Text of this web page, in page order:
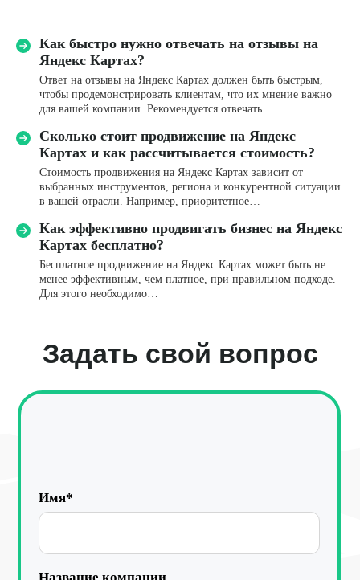
Как быстро нужно отвечать на отзывы на
Яндекс Картах?
Ответ на отзывы на Яндекс Картах должен быть быстрым,
чтобы продемонстрировать клиентам, что их мнение важно
для вашей компании. Рекомендуется отвечать…
Сколько стоит продвижение на Яндекс
Картах и как рассчитывается стоимость?
Стоимость продвижения на Яндекс Картах зависит от
выбранных инструментов, региона и конкурентной ситуации
в вашей отрасли. Например, приоритетное…
Как эффективно продвигать бизнес на Яндекс
Картах бесплатно?
Бесплатное продвижение на Яндекс Картах может быть не
менее эффективным, чем платное, при правильном подходе.
Для этого необходимо…
Имя*
Название компании
Телефон*
+7
Комментарий